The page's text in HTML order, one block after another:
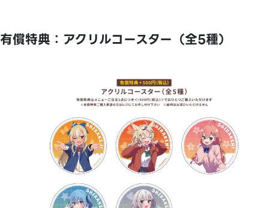
有償特典：アクリルコースター（全5種）